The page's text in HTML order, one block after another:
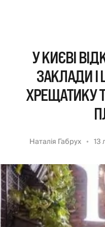
У КИЄВІ
ЗАКЛАДИ I
ХРЕЩАТИКУ
Наталія Габрух 13